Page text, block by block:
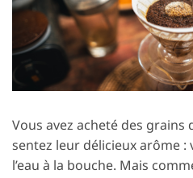
Vous avez acheté des grains
sentez leur délicieux arôme :
l’eau à la bouche. Mais